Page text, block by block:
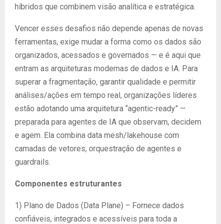
híbridos que combinem visão analítica e estratégica.
Vencer esses desafios não depende apenas de novas
ferramentas, exige mudar a forma como os dados são
organizados, acessados e governados — e é aqui que
entram as arquiteturas modernas de dados e IA. Para
superar a fragmentação, garantir qualidade e permitir
análises/ações em tempo real, organizações líderes
estão adotando uma arquitetura “agentic-ready” —
preparada para agentes de IA que observam, decidem
e agem. Ela combina data mesh/lakehouse com
camadas de vetores, orquestração de agentes e
guardrails.
Componentes estruturantes
1) Plano de Dados (Data Plane) – Fornece dados
confiáveis, integrados e acessíveis para toda a